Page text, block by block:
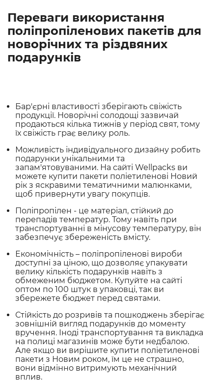
Переваги використання
поліпропіленових пакетів для
новорічних та різдвяних
подарунків
Бар'єрні властивості зберігають свіжість
продукції. Новорічні солодощі зазвичай
продаються кілька тижнів у період свят, тому
їх свіжість грає велику роль.
Можливість індивідуального дизайну робить
подарунки унікальними та
запам'ятовуваними. На сайті Wellpacks ви
можете купити пакети поліетиленові Новий
рік з яскравими тематичними малюнками,
щоб привернути увагу покупців.
Поліпропілен - це матеріал, стійкий до
перепадів температур. Тому навіть при
транспортуванні в мінусову температуру, він
забезпечує збереженість вмісту.
Економічність – поліпропіленові вироби
доступні за ціною, що дозволяє упакувати
велику кількість подарунків навіть з
обмеженим бюджетом. Купуйте на сайті
оптом по 100 штук в упаковці, так ви
збережете бюджет перед святами.
Стійкість до розривів та пошкоджень зберігає
зовнішній вигляд подарунків до моменту
вручення. Іноді транспортування та викладка
на полиці магазинів може бути недбалою.
Але якщо ви вирішите купити поліетиленові
пакети з Новим роком, їм це не страшно,
вони відмінно витримують механічний
вплив.